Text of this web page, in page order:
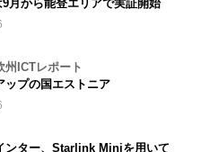
9月から能登エリアで実証開始
州ICTレポート
ップの国エストニア
ンター、Starlink Miniを用いて